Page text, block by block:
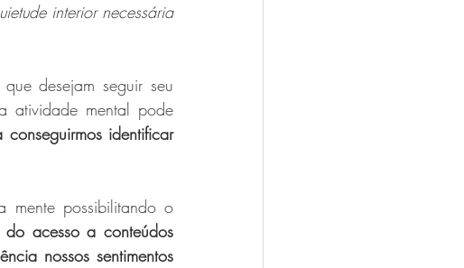
interior necessária
desejam seguir seu
atividade mental pode
identificar
mente possibilitando o
acesso a conteúdos
nossos sentimentos